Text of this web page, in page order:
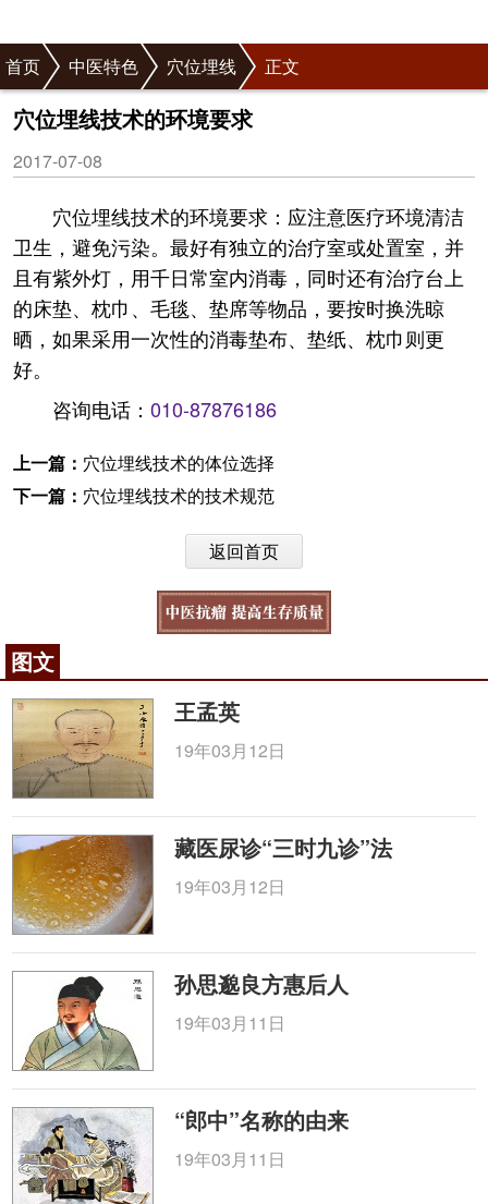
首页 中医特色 穴位埋线 正文
穴位埋线技术的环境要求
2017-07-08
穴位埋线技术的环境要求：应注意医疗环境清洁
卫生，避免污染。最好有独立的治疗室或处置室，并
且有紫外灯，用千日常室内消毒，同时还有治疗台上
的床垫、枕巾、毛毯、垫席等物品，要按时换洗晾
晒，如果采用一次性的消毒垫布、垫纸、枕巾则更
好。
咨询电话： 010-87876186
上一篇： 穴位埋线技术的体位选择
下一篇： 穴位埋线技术的技术规范
返回首页
图文
王孟英
19年03月12日
藏医尿诊“三时九诊”法
19年03月12日
孙思邈良方惠后人
19年03月11日
“郎中”名称的由来
19年03月11日